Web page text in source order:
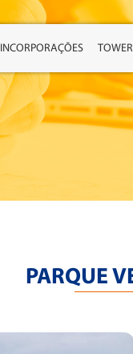
INCORPORAÇÕES
PARQUE